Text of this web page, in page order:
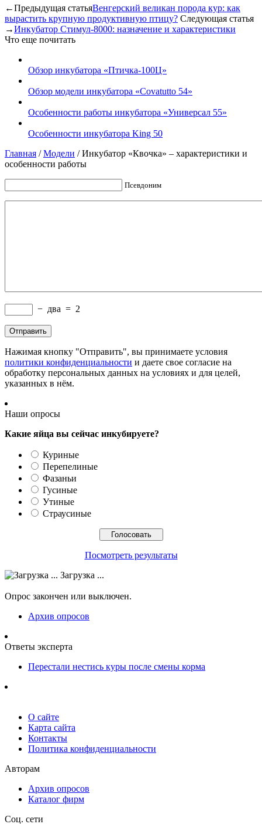
←Предыдущая статьяВенгерский великан порода кур: как
вырастить крупную продуктивную птицу? Следующая статья
→Инкубатор Стимул-8000: назначение и характеристики
Что еще почитать
Обзор инкубатора «Птичка-100Ц»
Обзор модели инкубатора «Covatutto 54»
Особенности работы инкубатора «Универсал 55»
Особенности инкубатора King 50
Главная /Модели /Инкубатор «Квочка» – характеристики и
особенности работы
Псевдоним
− два = 2
Нажимая кнопку "Отправить", вы принимаете условия
политики конфиденциальности и даете свое согласие на
обработку персональных данных на условиях и для целей,
указанных в нём.
Наши опросы
Какие яйца вы сейчас инкубируете?
Куриные
Перепелиные
Фазаньи
Гусиные
Утиные
Страусиные
Посмотреть результаты
Загрузка ...
Опрос закончен или выключен.
Архив опросов
Ответы эксперта
Перестали нестись куры после смены корма
О сайте
Карта сайта
Контакты
Политика конфиденциальности
Авторам
Архив опросов
Каталог фирм
Соц. сети